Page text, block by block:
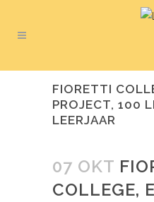
FIORETTI
PROJECT, 100
LEERJAAR
07 OKT
COLLEGE,